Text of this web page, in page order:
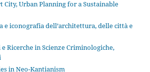
City, Urban Planning for a Sustainable
e iconografia dell’architettura, delle città e
e Ricerche in Scienze Criminologiche,
in Neo-Kantianism